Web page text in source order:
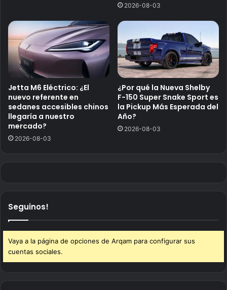
2026-08-03
Jetta M6 Eléctrico: ¿El
nuevo referente en
sedanes accesibles chinos
llegaría a nuestro
mercado?
2026-08-03
¿Por qué la Nueva Shelby
F-150 Super Snake Sport es
la Pickup Más Esperada del
Año?
2026-08-03
Seguinos!
Vaya a la página de opciones de Arqam para configurar sus
cuentas sociales.